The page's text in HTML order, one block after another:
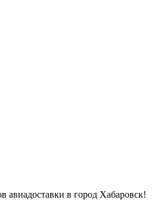
авиадоставки в город Хабаровск!